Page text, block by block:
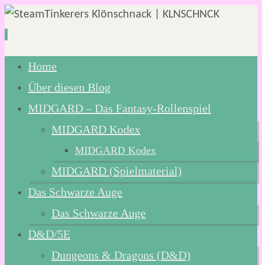
Zum
Inhalt
springen
Home
Über diesen Blog
MIDGARD – Das Fantasy-Rollenspiel
MIDGARD Kodex
MIDGARD Kodex
MIDGARD (Spielmaterial)
Das Schwarze Auge
Das Schwarze Auge
D&D/5E
Dungeons & Dragons (D&D)